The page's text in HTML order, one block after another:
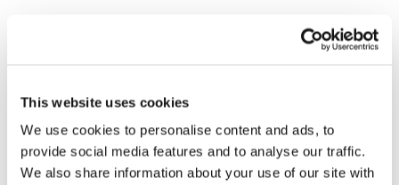
This website uses cookies
We use cookies to personalise content and ads, to
provide social media features and to analyse our traffic.
We also share information about your use of our site with
Nombre Correo electrónico